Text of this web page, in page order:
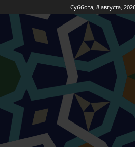
Суббота, 8 августа,